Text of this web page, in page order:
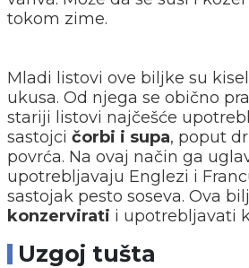
tokom zime.
Mladi listovi ove biljke su
ukusa. Od njega se obično
stariji listovi najčešće
sastojci čorbi i supa, poput
povrća. Na ovaj način ga
upotrebljavaju Englezi i
sastojak pesto soseva. Ova
konzervirati i upotrebljavati
Uzgoj tušta